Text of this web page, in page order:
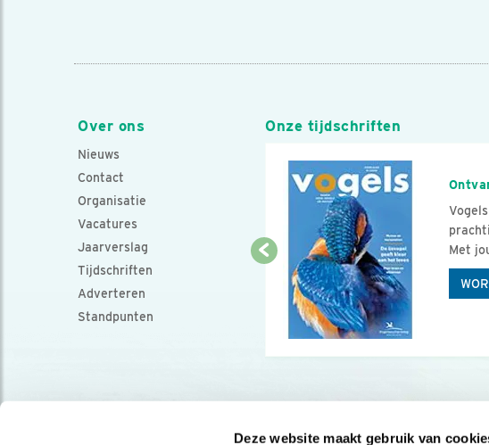
Deze website maakt gebruik van
Over ons
Nieuws
Contact
Organisatie
Vacatures
Jaarverslag
Tijdschriften
Adverteren
Standpunten
Onze tijdschriften
Met